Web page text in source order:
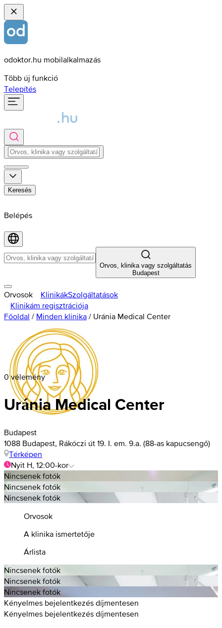
odoktor.hu mobilalkalmazás
Több új funkció
Telepítés
Keresés
Belépés
Orvos, klinika vagy szolgáltatás
Budapest
Orvosok KlinikákSzolgáltatások
Klinikám regisztrációja
Főoldal / Minden klinika / Uránia Medical Center
0 vélemény
Uránia Medical Center
Budapest
1088 Budapest, Rákóczi út 19. I. em. 9.a. (88-as kapucsengő)
Térképen
Nyit H, 12:00-kor
Nincsenek fotók
Nincsenek fotók
Nincsenek fotók
Orvosok
A klinika ismertetője
Árlista
Nincsenek fotók
Nincsenek fotók
Nincsenek fotók
Kényelmes bejelentkezés díjmentesen
Kényelmes bejelentkezés díjmentesen